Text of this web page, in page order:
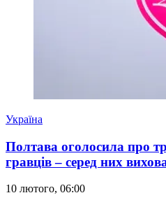
Україна
Полтава оголосила про
гравців – серед них
10 лютого, 06:00